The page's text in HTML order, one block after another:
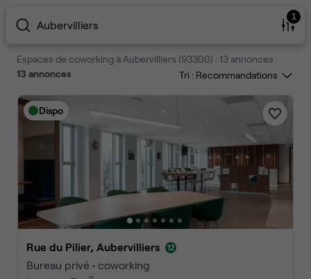
Aubervilliers
1
Espaces de coworking à Aubervilliers (93300) : 13 annonces
13 annonces Tri :
Dispo
Rue du Pilier, Aubervilliers
Bureau privé • coworking